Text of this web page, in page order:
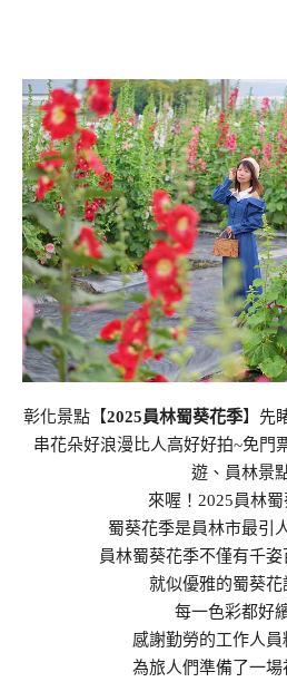
彰化景點【2025員林蜀葵花季】先
串花朵好浪漫比人高好好拍~免門
遊、員林景
來喔！2025員林蜀
蜀葵花季是員林市最引
員林蜀葵花季不僅有千姿
就似優雅的蜀葵花
每一色彩都好
感謝勤勞的工作人員
為旅人們準備了一場